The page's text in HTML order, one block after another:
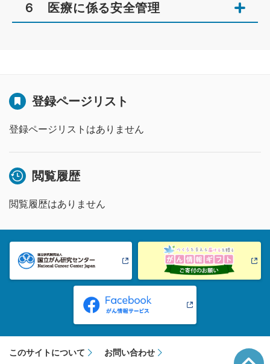
６ 医療に係る安全管理
登録ページリスト
登録ページリストはありません
閲覧履歴
閲覧履歴はありません
このサイトについて お問い合わせ